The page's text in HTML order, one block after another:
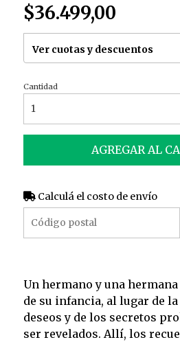
$36.499,00
Ver cuotas y descuentos
Cantidad
AGREGAR AL
Calculá el costo de envío
Un hermano y una
de su infancia, al lugar de
deseos y de los secretos
ser revelados. Allí, los